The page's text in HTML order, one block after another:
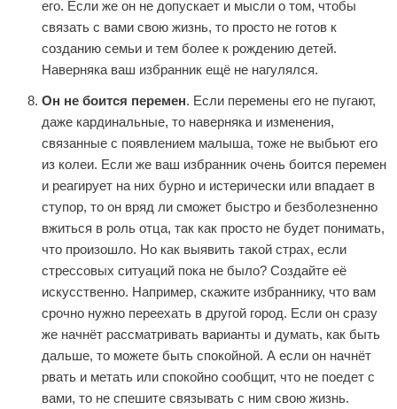
его. Если же он не допускает и мысли о том, чтобы
связать с вами свою жизнь, то просто не готов к
созданию семьи и тем более к рождению детей.
Наверняка ваш избранник ещё не нагулялся.
Он не боится перемен. Если перемены его не пугают,
даже кардинальные, то наверняка и изменения,
связанные с появлением малыша, тоже не выбьют его
из колеи. Если же ваш избранник очень боится перемен
и реагирует на них бурно и истерически или впадает в
ступор, то он вряд ли сможет быстро и безболезненно
вжиться в роль отца, так как просто не будет понимать,
что произошло. Но как выявить такой страх, если
стрессовых ситуаций пока не было? Создайте её
искусственно. Например, скажите избраннику, что вам
срочно нужно переехать в другой город. Если он сразу
же начнёт рассматривать варианты и думать, как быть
дальше, то можете быть спокойной. А если он начнёт
рвать и метать или спокойно сообщит, что не поедет с
вами, то не спешите связывать с ним свою жизнь.